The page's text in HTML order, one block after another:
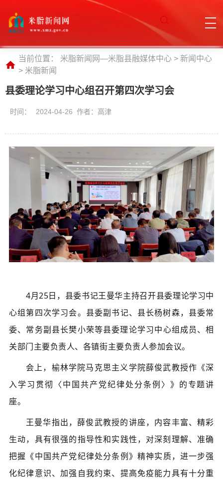
当前位置： 米脂新闻网—米脂县融媒体中心 > 新闻中心
> 米脂新闻
县委理论学习中心组召开第四次学习会
时间： 2024-04-26 作者：高津
4月25日，县委书记王曼华主持召开县委理论学习中
心组第四次学习会。县委副书记、县长杨树森，县委常
委、常务副县长樊小荣等县委理论学习中心组成员、相
关部门主要负责人、各镇街主要负责人参加会议。
会上，榆林学院马克思主义学院薛俊武教授作《深
入学习贯彻〈中国共产党纪律处分条例〉》的专题讲
座。
王曼华指出，薛俊武教授的讲座，内容丰富、精彩
生动，具有很强的指导性和实践性，对深刻理解、准确
把握《中国共产党纪律处分条例》精神实质，进一步强
化纪律意识、加强自我约束、提高免疫能力具有十分重